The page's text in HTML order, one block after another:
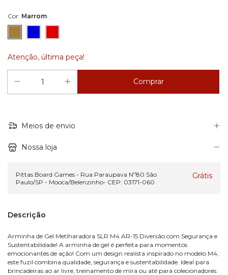
Cor: Marrom
Atenção, última peça!
Meios de envio
Nossa loja
Pittas Board Games - Rua Paraupava Nº80 São
Paulo/SP - Mooca/Belenzinho- CEP: 03171-060
Grátis
Descrição
Arminha de Gel Metlharadora SLR M4 AR-15 Diversão com Segurança e
Sustentabilidade! A arminha de gel é perfeita para momentos
emocionantes de ação! Com um design realista inspirado no modelo M4,
este fuzil combina qualidade, segurança e sustentabilidade. Ideal para
brincadeiras ao ar livre, treinamento de mira ou até para colecionadores.